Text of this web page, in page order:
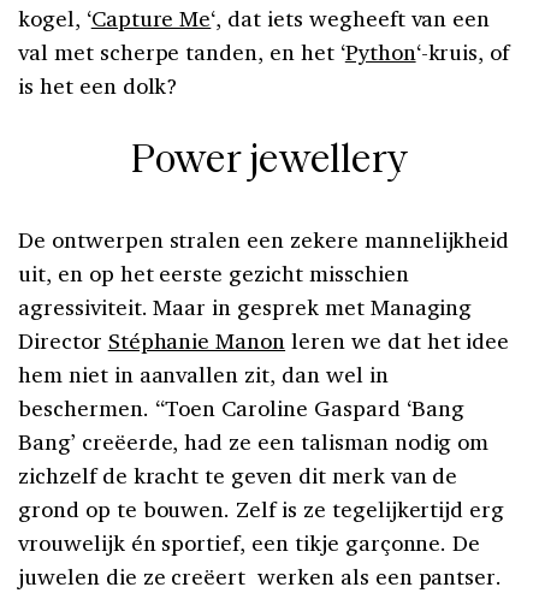
kogel, ‘Capture Me‘, dat iets wegheeft van een
val met scherpe tanden, en het ‘Python‘-kruis, of
is het een dolk?
Power jewellery
De ontwerpen stralen een zekere mannelijkheid
uit, en op het eerste gezicht misschien
agressiviteit. Maar in gesprek met Managing
Director Stéphanie Manon leren we dat het idee
hem niet in aanvallen zit, dan wel in
beschermen. “Toen Caroline Gaspard ‘Bang
Bang’ creëerde, had ze een talisman nodig om
zichzelf de kracht te geven dit merk van de
grond op te bouwen. Zelf is ze tegelijkertijd erg
vrouwelijk én sportief, een tikje garçonne. De
juwelen die ze creëert werken als een pantser.